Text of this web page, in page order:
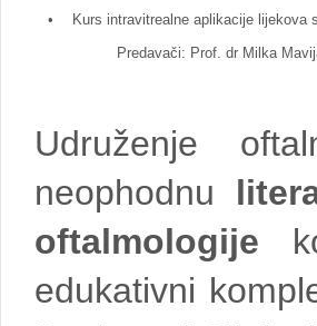
•
Kurs intravitrealne aplikacije lijekova
Predavači: Prof. dr Milka Mavija,
Udruženje
neophodnu
oftalmologije
edukativni